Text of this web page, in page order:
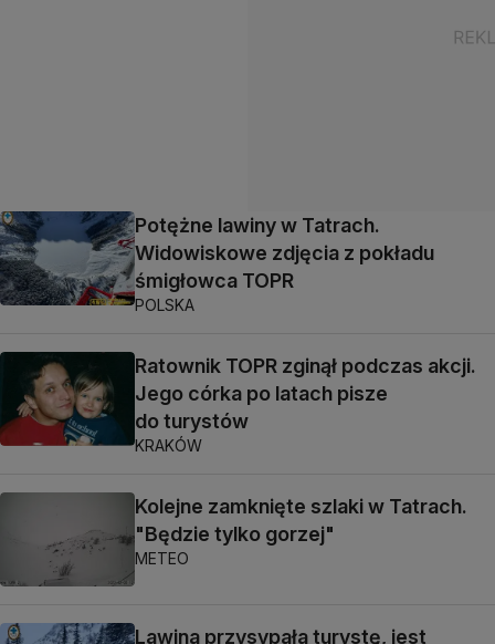
Potężne lawiny w Tatrach.
Widowiskowe zdjęcia z pokładu
śmigłowca TOPR
POLSKA
Ratownik TOPR zginął podczas akcji.
Jego córka po latach pisze
do turystów
KRAKÓW
Kolejne zamknięte szlaki w Tatrach.
"Będzie tylko gorzej"
METEO
Lawina przysypała turystę, jest